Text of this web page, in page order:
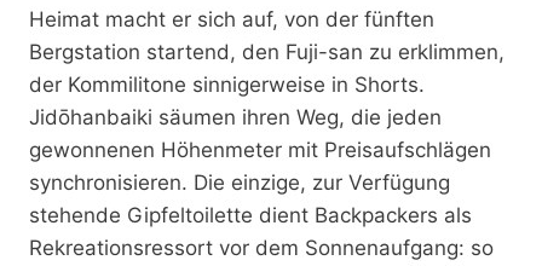
Heimat macht er sich auf, von der fünften
Bergstation startend, den Fuji-san zu erklimmen,
der Kommilitone sinnigerweise in Shorts.
Jidōhanbaiki säumen ihren Weg, die jeden
gewonnenen Höhenmeter mit Preisaufschlägen
synchronisieren. Die einzige, zur Verfügung
stehende Gipfeltoilette dient Backpackers als
Rekreationsressort vor dem Sonnenaufgang: so